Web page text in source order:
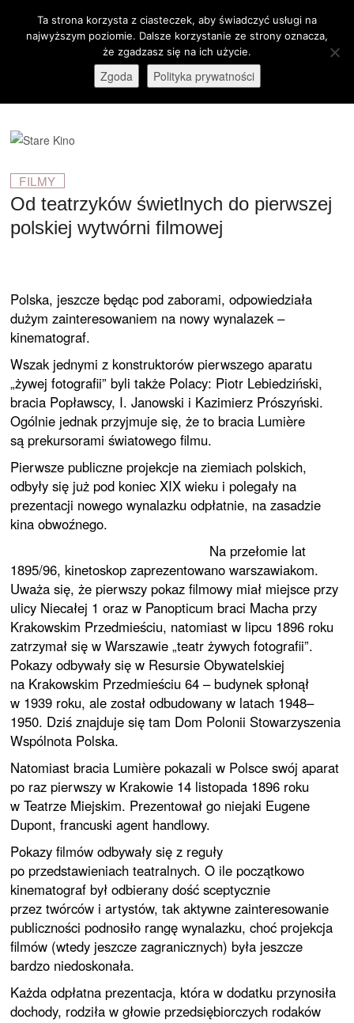
stare-kino.pl
ZAPRASZAMY
M
e
B
FILMY
Od teatrzyków świetlnych do pierwszej
polskiej wytwórni filmowej
Polska, jeszcze będąc pod zaborami, odpowiedziała
dużym zainteresowaniem na nowy wynalazek –
kinematograf.
Wszak jednymi z konstruktorów pierwszego aparatu
„żywej fotografii” byli także Polacy: Piotr Lebiedziński,
bracia Popławscy, I. Janowski i Kazimierz Prószyński.
Ogólnie jednak przyjmuje się, że to bracia Lumière
są prekursorami światowego filmu.
Pierwsze publiczne projekcje na ziemiach polskich,
odbyły się już pod koniec XIX wieku i polegały na
prezentacji nowego wynalazku odpłatnie, na zasadzie
kina obwoźnego.
Na przełomie lat
1895/96, kinetoskop zaprezentowano warszawiakom.
Uważa się, że pierwszy pokaz filmowy miał miejsce przy
ulicy Niecałej 1 oraz w Panopticum braci Macha przy
Krakowskim Przedmieściu, natomiast w lipcu 1896 roku
zatrzymał się w Warszawie „teatr żywych fotografii”.
Pokazy odbywały się w Resursie Obywatelskiej
na Krakowskim Przedmieściu 64 – budynek spłonął
w 1939 roku, ale został odbudowany w latach 1948–
1950. Dziś znajduje się tam Dom Polonii Stowarzyszenia
Wspólnota Polska.
Natomiast bracia Lumière pokazali w Polsce swój aparat
po raz pierwszy w Krakowie 14 listopada 1896 roku
w Teatrze Miejskim. Prezentował go niejaki Eugene
Dupont, francuski agent handlowy.
Pokazy filmów odbywały się z reguły
po przedstawieniach teatralnych. O ile początkowo
kinematograf był odbierany dość sceptycznie
przez twórców i artystów, tak aktywne zainteresowanie
publiczności podnosiło rangę wynalazku, choć projekcja
filmów (wtedy jeszcze zagranicznych) była jeszcze
bardzo niedoskonała.
Każda odpłatna prezentacja, która w dodatku przynosiła
dochody, rodziła w głowie przedsiębiorczych rodaków
Otwórz pasek narzędzi
Ta strona korzysta z ciasteczek, aby świadczyć usługi na
najwyższym poziomie. Dalsze korzystanie ze strony oznacza,
że zgadzasz się na ich użycie.
Zgoda Polityka prywatności